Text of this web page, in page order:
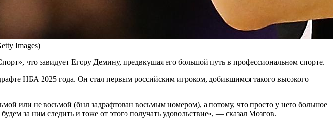
Images)
что завидует Егору Демину, предвкушая его большой путь в профессиональном спорте.
НБА 2025 года. Он стал первым российским игроком, добившимся такого высокого
или не восьмой (был задрафтован восьмым номером), а потому, что просто у него большое
за ним следить и тоже от этого получать удовольствие», — сказал Мозгов.